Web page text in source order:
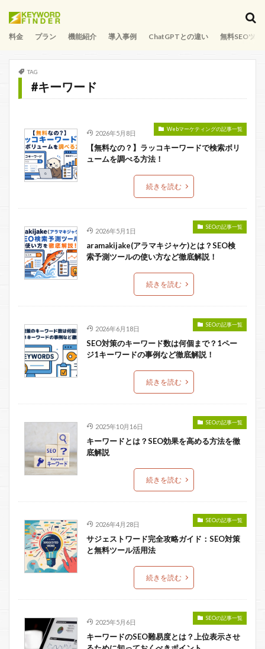
料金 プラン 機能紹介 導入事例 ChatGPTとの違い 無料SEOツー
TAG
#キーワード
Webマーケティングの記事一覧
2026年5月8日
【無料なの？】ラッコキーワードで検索ボリ
ュームを調べる方法！
続きを読む
SEOの記事一覧
2026年5月1日
aramakijake(アラマキジャケ)とは？SEO検
索予測ツールの使い方など徹底解説！
続きを読む
SEOの記事一覧
2026年6月18日
SEO対策のキーワード数は何個まで？1ペー
ジ1キーワードの事例など徹底解説！
続きを読む
SEOの記事一覧
2025年10月16日
キーワードとは？SEO効果を高める方法を徹
底解説
続きを読む
SEOの記事一覧
2026年4月28日
サジェストワード完全攻略ガイド：SEO対策
と無料ツール活用法
続きを読む
SEOの記事一覧
2025年5月6日
キーワードのSEO難易度とは？上位表示させ